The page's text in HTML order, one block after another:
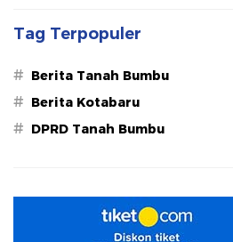
Tag Terpopuler
# Berita Tanah Bumbu
# Berita Kotabaru
# DPRD Tanah Bumbu